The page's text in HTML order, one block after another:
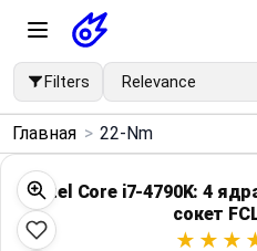
Filters
Menu ×
Home
Главная > 22-Nm
Intel Core i7-4790K: 4
сокет